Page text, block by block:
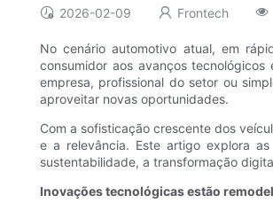
2026-02-09 Frontech
No cenário automotivo atual, em
consumidor aos avanços
empresa, profissional do setor ou
aproveitar novas oportunidades.
Com a sofisticação crescente dos
e a relevância. Este artigo explora
sustentabilidade, a transformação
Inovações tecnológicas estão